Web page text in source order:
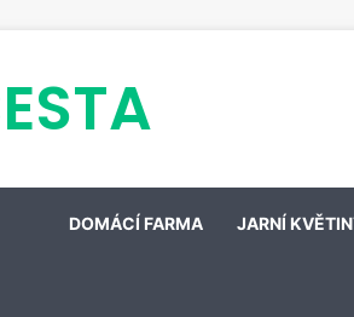
DOMÁCÍ FARMA JARNÍ